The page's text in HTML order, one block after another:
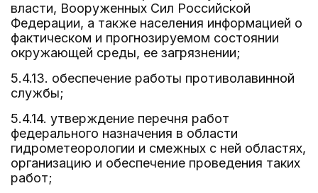
власти, Вооруженных Сил Российской
Федерации, а также населения информацией о
фактическом и прогнозируемом состоянии
окружающей среды, ее загрязнении;
5.4.13. обеспечение работы противолавинной
службы;
5.4.14. утверждение перечня работ
федерального назначения в области
гидрометеорологии и смежных с ней областях,
организацию и обеспечение проведения таких
работ;